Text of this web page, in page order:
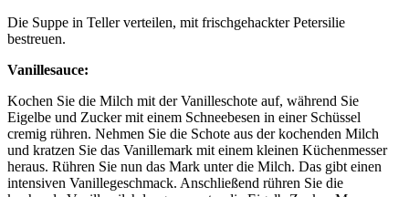
Die Suppe in Teller verteilen, mit frischgehackter Petersilie
bestreuen.
Vanillesauce:
Kochen Sie die Milch mit der Vanilleschote auf, während Sie
Eigelbe und Zucker mit einem Schneebesen in einer Schüssel
cremig rühren. Nehmen Sie die Schote aus der kochenden Milch
und kratzen Sie das Vanillemark mit einem kleinen Küchenmesser
heraus. Rühren Sie nun das Mark unter die Milch. Das gibt einen
intensiven Vanillegeschmack. Anschließend rühren Sie die